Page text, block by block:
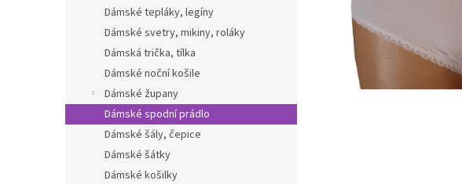
Dámské tepláky, legíny
Dámské svetry, mikiny, roláky
Dámská trička, tílka
Dámské noční košile
Dámské župany
Dámské spodní prádlo
Dámské šály, čepice
Dámské šátky
Dámské košilky